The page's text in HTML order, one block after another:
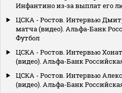
Инфантино из‑за выплат его
ЦСКА - Ростов. Интервью
матча (видео). Альфа-Банк
Футбол
ЦСКА - Ростов. Интервью
(видео). Альфа-Банк
ЦСКА - Ростов. Интервью
(видео). Альфа-Банк